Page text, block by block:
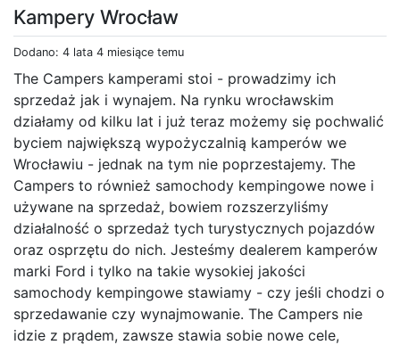
Kampery Wrocław
Dodano: 4 lata 4 miesiące temu
The Campers kamperami stoi - prowadzimy ich
sprzedaż jak i wynajem. Na rynku wrocławskim
działamy od kilku lat i już teraz możemy się pochwalić
byciem największą wypożyczalnią kamperów we
Wrocławiu - jednak na tym nie poprzestajemy. The
Campers to również samochody kempingowe nowe i
używane na sprzedaż, bowiem rozszerzyliśmy
działalność o sprzedaż tych turystycznych pojazdów
oraz osprzętu do nich. Jesteśmy dealerem kamperów
marki Ford i tylko na takie wysokiej jakości
samochody kempingowe stawiamy - czy jeśli chodzi o
sprzedawanie czy wynajmowanie. The Campers nie
idzie z prądem, zawsze stawia sobie nowe cele,